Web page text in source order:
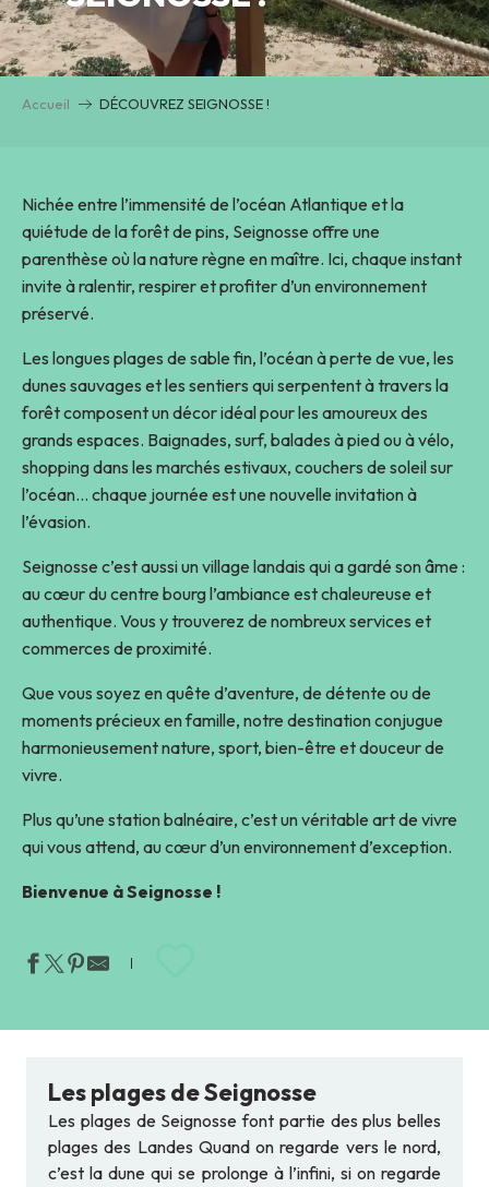
Accueil DÉCOUVREZ SEIGNOSSE !
Nichée entre l’immensité de l’océan Atlantique et la
quiétude de la forêt de pins, Seignosse offre une
parenthèse où la nature règne en maître. Ici, chaque instant
invite à ralentir, respirer et profiter d’un environnement
préservé.
Les longues plages de sable fin, l’océan à perte de vue, les
dunes sauvages et les sentiers qui serpentent à travers la
forêt composent un décor idéal pour les amoureux des
grands espaces. Baignades, surf, balades à pied ou à vélo,
shopping dans les marchés estivaux, couchers de soleil sur
l’océan… chaque journée est une nouvelle invitation à
l’évasion.
Seignosse c’est aussi un village landais qui a gardé son âme :
au cœur du centre bourg l’ambiance est chaleureuse et
authentique. Vous y trouverez de nombreux services et
commerces de proximité.
Que vous soyez en quête d’aventure, de détente ou de
moments précieux en famille, notre destination conjugue
harmonieusement nature, sport, bien-être et douceur de
vivre.
Plus qu’une station balnéaire, c’est un véritable art de vivre
qui vous attend, au cœur d’un environnement d’exception.
Bienvenue à Seignosse !
Les plages de Seignosse
Les plages de Seignosse font partie des plus belles
plages des Landes Quand on regarde vers le nord,
c’est la dune qui se prolonge à l’infini, si on regarde